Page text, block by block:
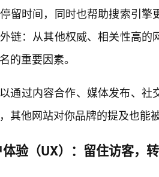
留时间，同时也帮助搜索引
链：从其他权威、相关性高
的重要因素。
通过内容合作、媒体发布、
其他网站对你品牌的提及也能
验（UX）：留住访客，